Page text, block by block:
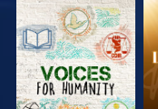
DÉCOUVRIR
LES SÉRIES